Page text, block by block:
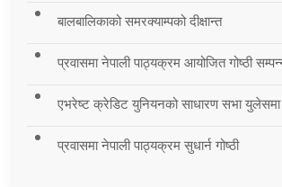
बालबालिकाको समरक्याम्पको दीक्षान्त
प्रवासमा नेपाली पाठ्यक्रम आयोजित गोष्ठी
एभरेष्ट क्रेडिट युनियनको साधारण सभा
प्रवासमा नेपाली पाठ्यक्रम सुधार्न गोष्ठी